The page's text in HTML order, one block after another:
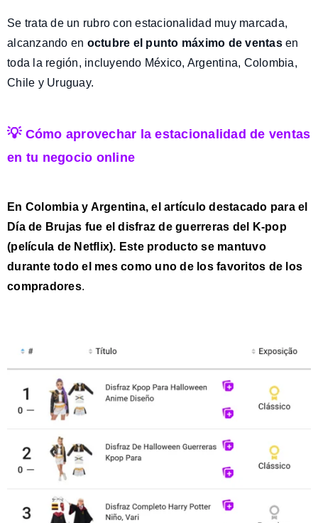
Se trata de un rubro con estacionalidad muy marcada,
alcanzando en octubre el punto máximo de ventas en
toda la región, incluyendo México, Argentina, Colombia,
Chile y Uruguay.
💡Cómo aprovechar la estacionalidad de ventas
en tu negocio online
En Colombia y Argentina, el artículo destacado para el
Día de Brujas fue el d isfraz de guerreras del K-pop
(película de Netflix). Este producto se mantuvo
durante todo el mes como uno de los favoritos de los
compradores.